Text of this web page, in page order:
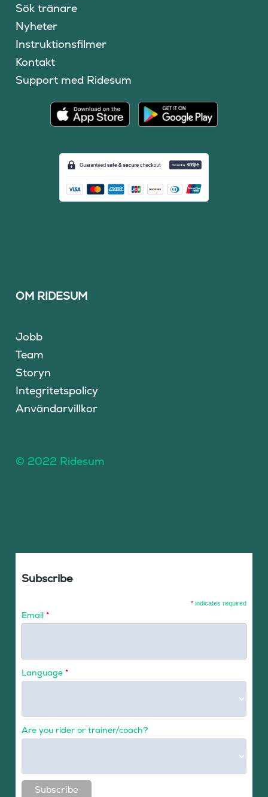
Sök tränare
Nyheter
Instruktionsfilmer
Kontakt
Support med Ridesum
OM RIDESUM
Jobb
Team
Storyn
Integritetspolicy
Användarvillkor
© 2022 Ridesum
Subscribe
* indicates required
Email *
Language *
Are you rider or trainer/coach?
Subscribe